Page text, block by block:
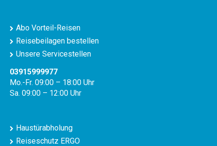
Abo Vorteil-Reisen
Reisebeilagen bestellen
Unsere Servicestellen
03915999977
Mo.-Fr. 09:00 – 18:00 Uhr
Sa. 09:00 – 12:00 Uhr
Haustürabholung
Reiseschutz ERGO